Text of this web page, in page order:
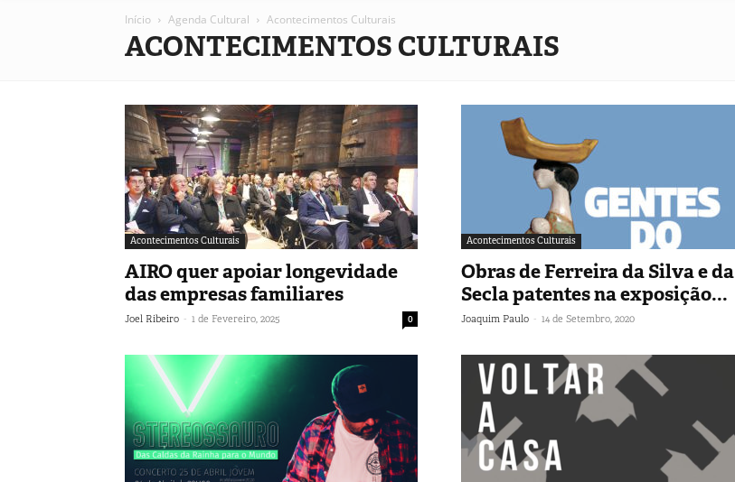
Início Agenda Cultural Acontecimentos Culturais
ACONTECIMENTOS CULTURAIS
Acontecimentos Culturais
AIRO quer apoiar longevidade
das empresas familiares
Joel Ribeiro - 1 de Fevereiro, 2025 0
Acontecimentos Culturais
Obras de Ferreira da Silva e da
Secla patentes na exposição...
Joaquim Paulo - 14 de Setembro, 2020